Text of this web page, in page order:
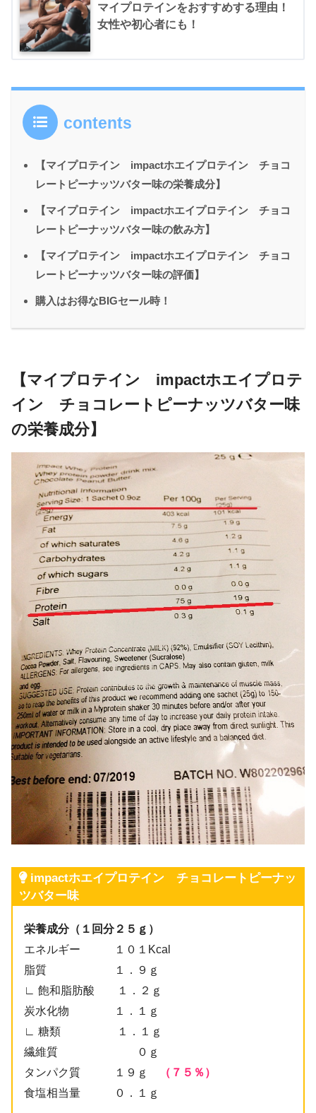
マイプロテインをおすすめする理由！
女性や初心者にも！
contents
【マイプロテイン impactホエイプロテイン チョコ
レートピーナッツバター味の栄養成分】
【マイプロテイン impactホエイプロテイン チョコ
レートピーナッツバター味の飲み方】
【マイプロテイン impactホエイプロテイン チョコ
レートピーナッツバター味の評価】
購入はお得なBIGセール時！
【マイプロテイン impactホエイプロテ
イン チョコレートピーナッツバター味
の栄養成分】
impactホエイプロテイン チョコレートピーナッ
ツバター味
栄養成分（１回分２５ｇ）
エネルギー １０１Kcal
脂質 １．９ｇ
∟ 飽和脂肪酸 １．２ｇ
炭水化物 １．１ｇ
∟ 糖類 １．１ｇ
繊維質 ０ｇ
タンパク質 １９ｇ
（７５％）
食塩相当量 ０．１ｇ